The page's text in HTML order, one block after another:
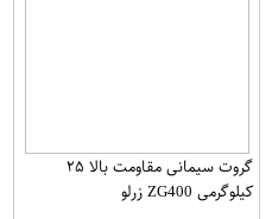
گروت سیمانی مقاومت بالا ۲۵
کیلوگرمی ZG400 زرلو